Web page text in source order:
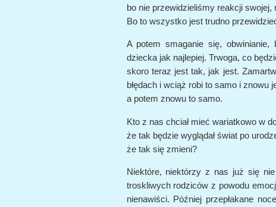
bo nie przewidzieliśmy reakcji swojej,
Bo to wszystko jest trudno
A potem smaganie się,
dziecka jak najlepiej. Trwoga, co
skoro teraz jest tak, jak jest.
błędach i wciąż robi to samo i znowu
a potem znowu to samo.
Kto z nas chciał mieć wariatkowo w
że tak będzie wyglądał świat po
że tak się zmieni?
Niektóre, niektórzy z nas już się
troskliwych rodziców z powodu
nienawiści. Później przepłakane